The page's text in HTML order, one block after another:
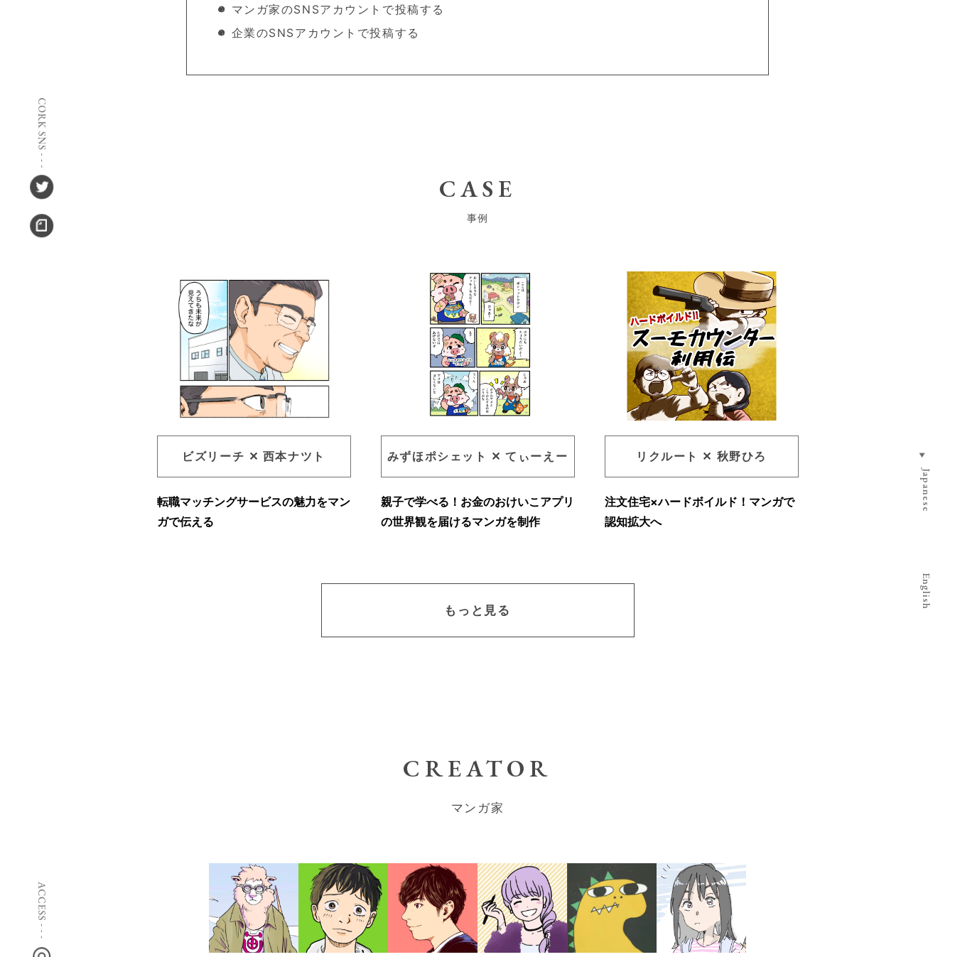
▶︎
Japanese
English
マンガ家のSNSアカウントで投稿する
企業のSNSアカウントで投稿する
CASE
事例
ビズリーチ ✕ 西本ナツト
転職マッチングサービスの魅力をマン
ガで伝える
みずほポシェット ✕ てぃーえー
親子で学べる！お金のおけいこアプリ
の世界観を届けるマンガを制作
リクルート ✕ 秋野ひろ
注文住宅×ハードボイルド！マンガで
認知拡大へ
もっと見る
CREATOR
マンガ家